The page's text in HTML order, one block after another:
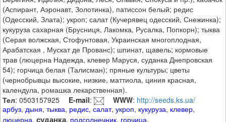
(Аспирант, Аэронавт, Золотинка), патиссон белый; редис
(Одесский, Злата); укроп; салат (Кучерявец одесский, Снежинка);
кукуруза сахарная (Брусниця, Лакомка, Русалка, Попкорн); тыква
(Серая волжская, Стофунтовая, Украинская многоплодная,
Арабатская , Мускат де Прованс); шпинат, щавель; кормовые
трав (люцерна Надежда, клевер Маруся, суданка Днепровская
54); горчица белая (Талисман); пряные культуры; цветы
(чернобрывцы высокие, низкие, маттиола, циния красная,
календула, ромашка лекарственная).
Тел: 0503157925 E-mail: WWW: http://seeds.ks.ua/
арбуз, дыня,тыква, редис,салат,укроп, кукуруза, клевер,
люцерна,суданка, подсолнечник, горчица,